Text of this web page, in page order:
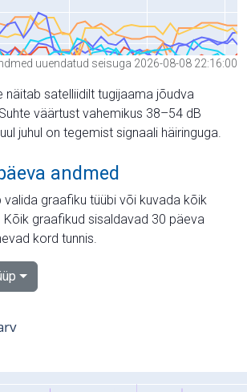
uuendatud seisuga 2026-08-08 22:16:00
näitab satelliidilt tugijaama jõudva
väärtust vahemikus 38–54 dB
juhul on tegemist signaali häiringuga.
andmed
valida graafiku tüübi või kuvada kõik
graafikud sisaldavad 30 päeva
kord tunnis.